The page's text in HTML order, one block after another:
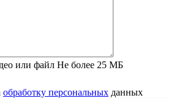
или файл Не более 25 МБ
обработку персональных данных